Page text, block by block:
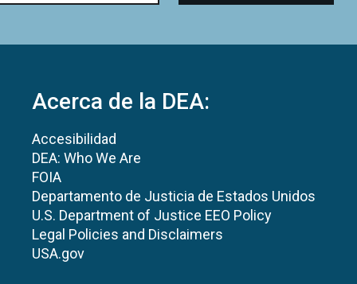
Acerca de la DEA:
Accesibilidad
DEA: Who We Are
FOIA
Departamento de Justicia de Estados Unidos
U.S. Department of Justice EEO Policy
Legal Policies and Disclaimers
USA.gov